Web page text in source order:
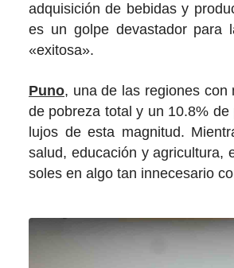
adquisición de bebidas y
es un golpe devastador para
«exitosa».
Puno, una de las regiones
de pobreza total y un 10.8%
lujos de esta magnitud.
salud, educación y agricultura,
soles en algo tan innecesario